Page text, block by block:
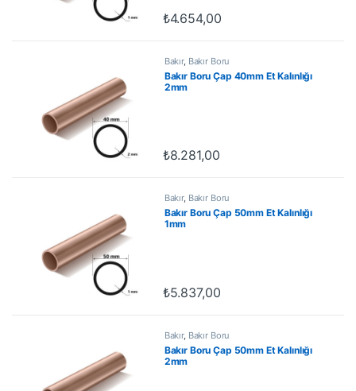
₺4.654,00
Bakır, Bakır Boru
Bakır Boru Çap 40mm Et Kalınlığı
2mm
₺8.281,00
Bakır, Bakır Boru
Bakır Boru Çap 50mm Et Kalınlığı
1mm
₺5.837,00
Bakır, Bakır Boru
Bakır Boru Çap 50mm Et Kalınlığı
2mm